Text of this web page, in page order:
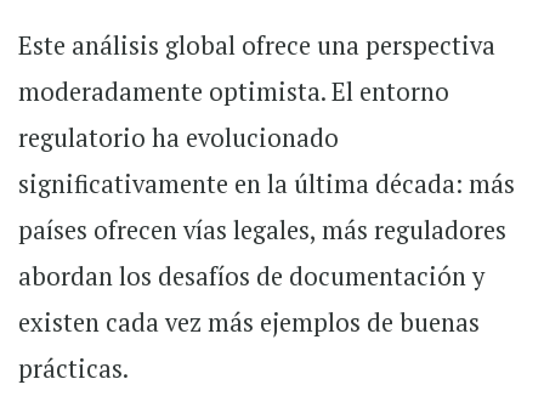
Este análisis global ofrece una perspectiva
moderadamente optimista. El entorno
regulatorio ha evolucionado
significativamente en la última década: más
países ofrecen vías legales, más reguladores
abordan los desafíos de documentación y
existen cada vez más ejemplos de buenas
prácticas.